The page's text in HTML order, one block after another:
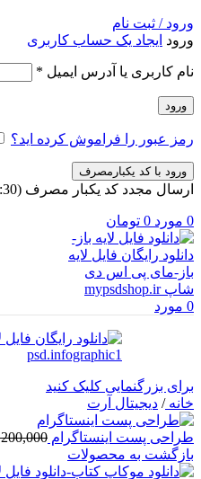
ورود / ثبت نام
ورود ایجاد یک حساب کاربری
نام کاربری یا آدرس ایمیل *
ورود
رمز عبور را فراموش کرده اید؟
ورود با کد یکبارمصرف
ارسال مجدد کد یکبار مصرف (00:
30
0 مورد 0 تومان
0 مورد
برای بزرگنمایی کلیک کنید
خانه/ دیجیتال آرت
طراحی پست اینستاگرام 200,000
بازگشت به محصولات